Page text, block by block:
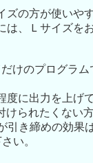
の方が使いや
は、Ｌサイズを
けのプログラ
に出力を上げ
られたくない
引き締めの効果
い。